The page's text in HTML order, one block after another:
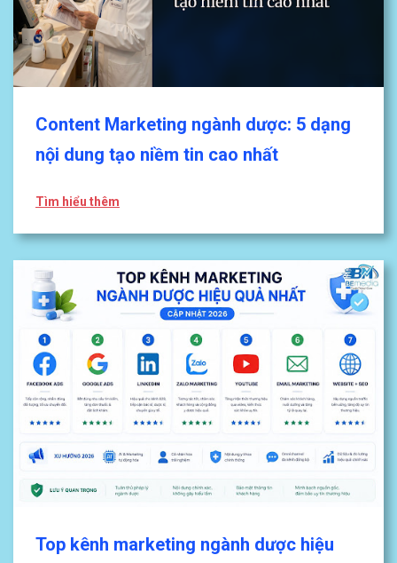
Content Marketing ngành dược: 5 dạng
nội dung tạo niềm tin cao nhất
Tìm hiểu thêm
Top kênh marketing ngành dược hiệu